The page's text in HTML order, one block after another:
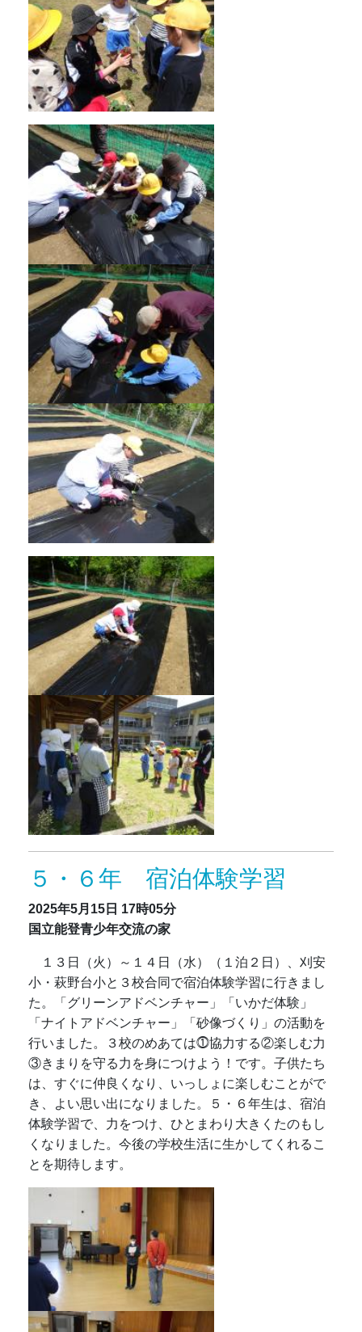
５・６年 宿泊体験学習
2025年5月15日 17時05分
国立能登青少年交流の家
１３日（火）～１４日（水）（１泊２日）、 刈安
小・萩野台小と３校合同で宿泊体験学習に行きまし
た。「グリーンアドベンチャー」「いかだ体験」
「ナイトアドベンチャー」「砂像づくり」の活動を
行いました。３校のめあては⓵協力する②楽しむ力
③きまりを守る力を身につけよう！です。子供たち
は、すぐに仲良くなり、いっしょに楽しむことがで
き、よい思い出になりました。５・６年生は、宿泊
体験学習で、力をつけ、ひとまわり大きくたのもし
くなりました。今後の学校生活に生かしてくれるこ
とを期待します。